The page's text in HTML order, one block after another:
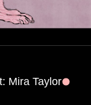
Mira Taylor